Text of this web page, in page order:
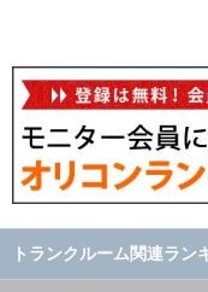
トランクルーム関連ラン